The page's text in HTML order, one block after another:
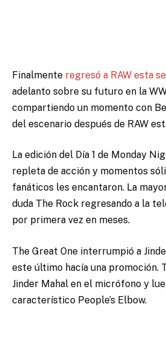
Finalmente regresó a RAW esta
adelanto sobre su futuro en la
compartiendo un momento con
del escenario después de RAW
La edición del Día 1 de Monday
repleta de acción y momentos
fanáticos les encantaron. La
duda The Rock regresando a la
por primera vez en meses.
The Great One interrumpió a
este último hacía una promoción.
Jinder Mahal en el micrófono y
característico People’s Elbow.